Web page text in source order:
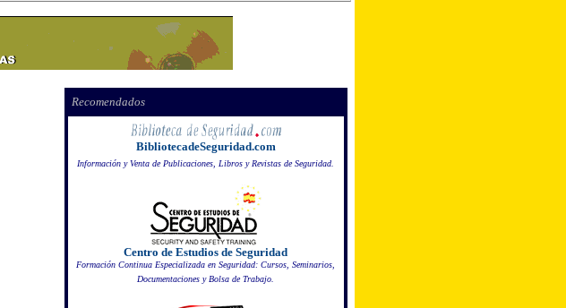
Recomendados
BibliotecadeSeguridad.com
Información y Venta de Publicaciones, Libros y Revistas de Seguridad.
Centro de Estudios de Seguridad
Formación Continua Especializada en Seguridad: Cursos, Seminarios,
Documentaciones y Bolsa de Trabajo.